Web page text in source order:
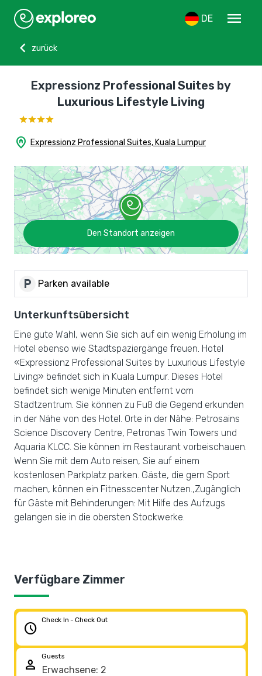
DE
menu
chevron_left
zurück
Expressionz Professional Suites by
Luxurious Lifestyle Living
home_pin Expressionz Professional Suites, Kuala Lumpur
Den Standort anzeigen
local_parking Parken available
Unterkunftsübersicht
Eine gute Wahl, wenn Sie sich auf ein wenig Erholung im
Hotel ebenso wie Stadtspaziergänge freuen. Hotel
«Expressionz Professional Suites by Luxurious Lifestyle
Living» befindet sich in Kuala Lumpur. Dieses Hotel
befindet sich wenige Minuten entfernt vom
Stadtzentrum. Sie können zu Fuß die Gegend erkunden
in der Nähe von des Hotel. Orte in der Nähe: Petrosains
Science Discovery Centre, Petronas Twin Towers und
Aquaria KLCC. Sie können im Restaurant vorbeischauen.
Wenn Sie mit dem Auto reisen, Sie auf einem
kostenlosen Parkplatz parken. Gäste, die gern Sport
machen, können ein Fitnesscenter Nutzen.,Zugänglich
für Gäste mit Behinderungen: Mit Hilfe des Aufzugs
gelangen sie in die obersten Stockwerke.
Verfügbare Zimmer
schedule
Check In - Check Out
person
Guests